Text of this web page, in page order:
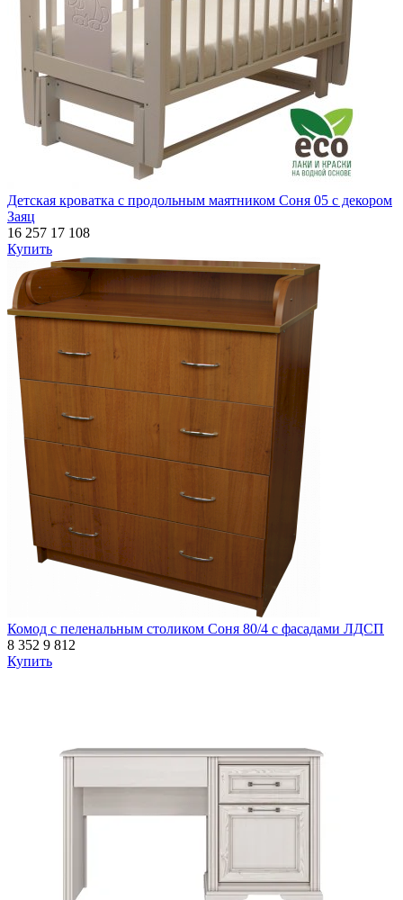
Детская кроватка с продольным маятником Соня 05 с декором
Заяц
16 257 17 108
Купить
Комод с пеленальным столиком Соня 80/4 с фасадами ЛДСП
8 352 9 812
Купить